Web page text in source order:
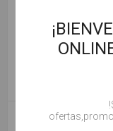
JESSAMY CISNE C/